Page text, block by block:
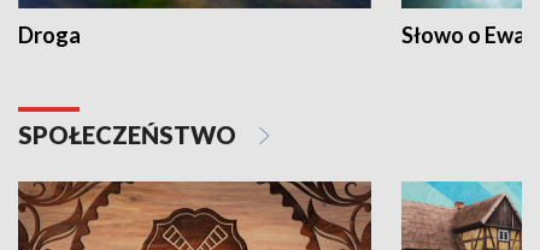
Droga Słowo o
SPOŁECZEŃSTWO